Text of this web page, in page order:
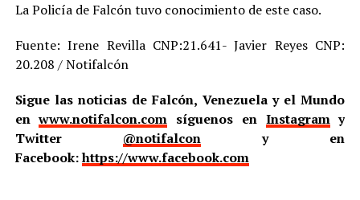
La Policía de Falcón tuvo conocimiento de este caso.
Fuente: Irene Revilla CNP:21.641- Javier Reyes CNP:
20.208 / Notifalcón
Sigue las noticias de Falcón, Venezuela y el Mundo
enwww.notifalcon.com síguenos en Instagramy
Twitter @notifalcony en
Facebook:https://www.facebook.com